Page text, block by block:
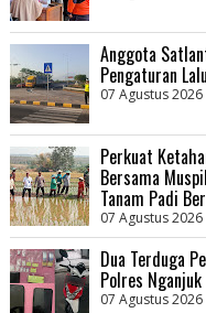
Anggota
Pengaturan
07 Agustus 2026
Perkuat
Bersama
Tanam Padi
07 Agustus 2026
Dua Terduga
Polres
07 Agustus 2026